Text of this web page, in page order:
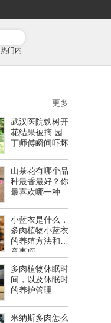
热门内
武汉医院铁树开
花结果被摘 园
丁师傅瞬间吓坏
山茶花有哪个品
种最香最好？你
最喜欢哪一种
小蓝衣是什么，
多肉植物小蓝衣
的养殖方法和注
意事项
多肉植物休眠时
间，以及休眠时
的养护管理
米纳斯多肉怎么
更多